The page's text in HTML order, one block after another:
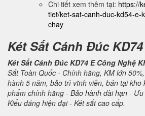
Chi tiết xem thêm tại: https://
tiet/ket-sat-canh-duc-kd54-e-
chay
Két Sắt Cánh Đúc
Két Sắt Cánh Đúc KD74 E Công Nghệ
Sắt Toàn Quốc - Chính hãng, KM lớn
hành 5 năm, bảo trì vĩnh viễn, bán tại kho
phẩm chính hãng - Bảo hành dài hạn -
Kiểu dáng hiện đại - Két sắt cao cấp.